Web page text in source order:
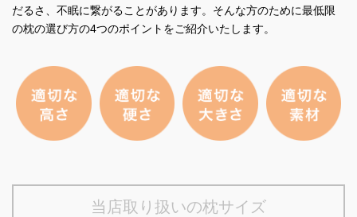
だるさ、不眠に繋がることがあります。そんな方のために最低限
の枕の選び方の4つのポイントをご紹介いたします。
当店取り扱いの枕サイズ